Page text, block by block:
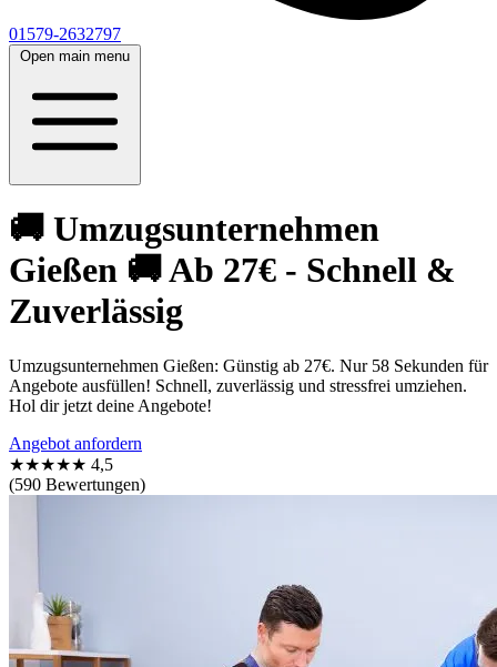
01579-2632797
Open main menu
🚚 Umzugsunternehmen
Gießen 🚚 Ab 27€ - Schnell &
Zuverlässig‎
Umzugsunternehmen Gießen: Günstig ab 27€. Nur 58 Sekunden für
Angebote ausfüllen! Schnell, zuverlässig und stressfrei umziehen.
Hol dir jetzt deine Angebote!
Angebot anfordern
★★★★★ 4,5
(590 Bewertungen)